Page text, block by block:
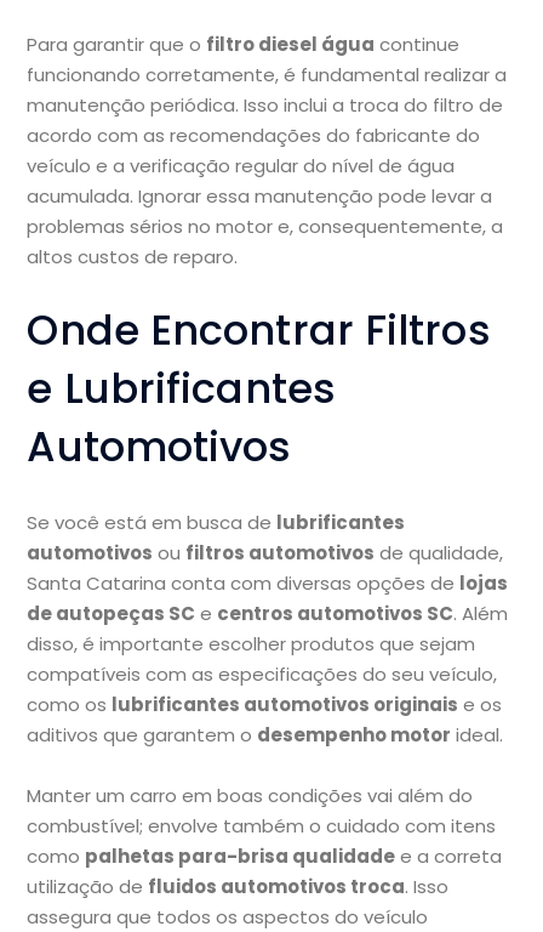
Para garantir que o filtro diesel água continue
funcionando corretamente, é fundamental realizar a
manutenção periódica. Isso inclui a troca do filtro de
acordo com as recomendações do fabricante do
veículo e a verificação regular do nível de água
acumulada. Ignorar essa manutenção pode levar a
problemas sérios no motor e, consequentemente, a
altos custos de reparo.
Onde Encontrar Filtros
e Lubrificantes
Automotivos
Se você está em busca de lubrificantes
automotivos ou filtros automotivos de qualidade,
Santa Catarina conta com diversas opções de lojas
de autopeças SC e centros automotivos SC. Além
disso, é importante escolher produtos que sejam
compatíveis com as especificações do seu veículo,
como os lubrificantes automotivos originais e os
aditivos que garantem o desempenho motor ideal.
Manter um carro em boas condições vai além do
combustível; envolve também o cuidado com itens
como palhetas para-brisa qualidadee a correta
utilização de fluidos automotivos troca. Isso
assegura que todos os aspectos do veículo